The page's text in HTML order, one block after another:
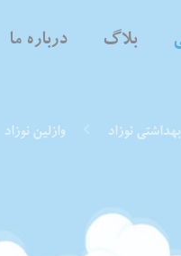
بلاگ درباره ما
نوزاد وازلین نوزاد